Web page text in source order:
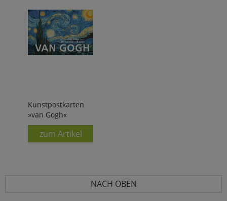
Kunstpostkarten
»van Gogh«
zum Artikel
NACH OBEN